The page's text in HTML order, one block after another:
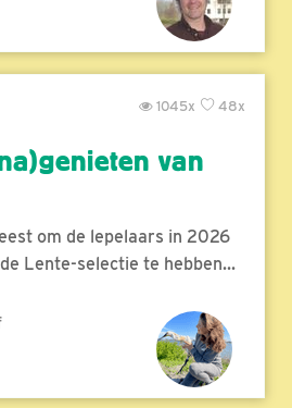
48x
1045x
van
om de lepelaars in 2026
Lente-selectie te hebben...